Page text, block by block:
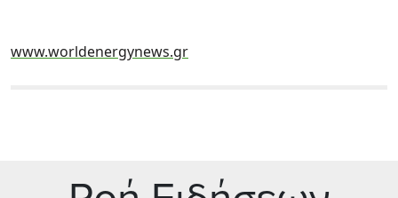
www.worldenergynews.gr